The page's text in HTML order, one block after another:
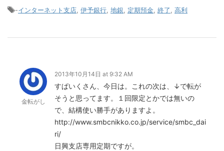
-インターネット支店, 伊予銀行, 地銀, 定期預金, 終了, 高利
金転がし
2013年10月14日 at 9:32 AM
すぱいくさん、今日は。これの次は、↓で転が
そうと思ってます。１回限定とかでは無いの
で、結構使い勝手がありますよ。
http://www.smbcnikko.co.jp/service/smbc_dai
ri/
日興支店専用定期ですが。